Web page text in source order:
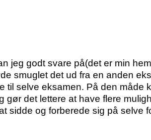
jeg godt svare på(det er min
smuglet det ud fra en anden
til selve eksamen. På den måde
gør det lettere at have flere
sidde og forberede sig på